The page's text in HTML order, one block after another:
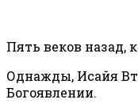
Пять веков назад,
Однажды, Исайя
Богоявлении.